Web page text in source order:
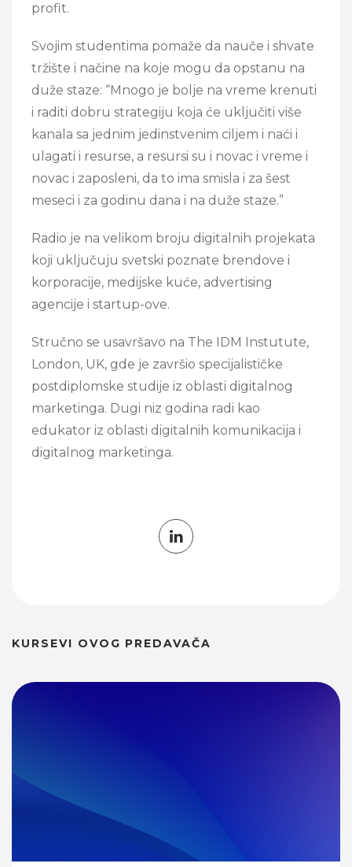
profit.
Svojim studentima pomaže da nauče i shvate
tržište i načine na koje mogu da opstanu na
duže staze: “Mnogo je bolje na vreme krenuti
i raditi dobru strategiju koja će uključiti više
kanala sa jednim jedinstvenim ciljem i naći i
ulagati i resurse, a resursi su i novac i vreme i
novac i zaposleni, da to ima smisla i za šest
meseci i za godinu dana i na duže staze.”
Radio je na velikom broju digitalnih projekata
koji uključuju svetski poznate brendove i
korporacije, medijske kuće, advertising
agencije i startup-ove.
Stručno se usavršavo na The IDM Instutute,
London, UK, gde je završio specijalističke
postdiplomske studije iz oblasti digitalnog
marketinga. Dugi niz godina radi kao
edukator iz oblasti digitalnih komunikacija i
digitalnog marketinga.
KURSEVI OVOG PREDAVAČA